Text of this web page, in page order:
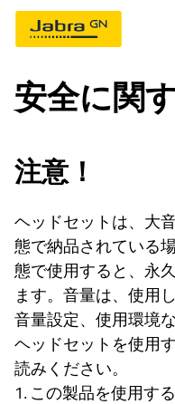
安全に関
注意！
ヘッドセットは、大
態で納品されている
態で使用すると、永
ます。音量は、使用
音量設定、使用環境
ヘッドセットを使用
読みください。
1. この製品を使用す